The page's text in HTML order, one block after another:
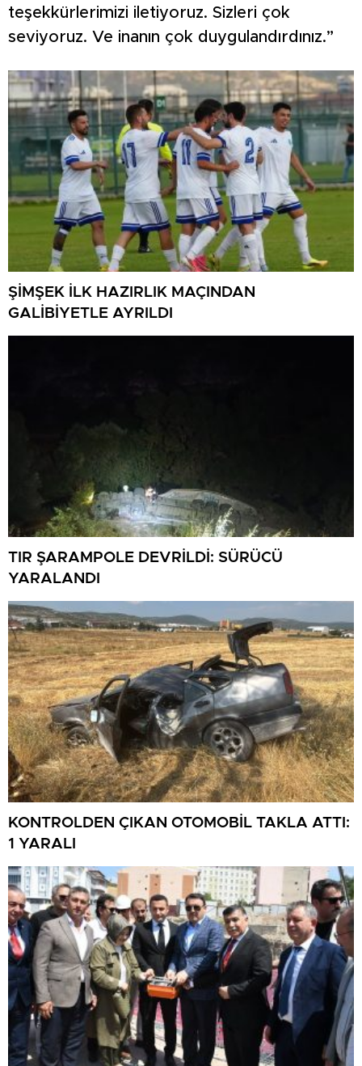
teşekkürlerimizi iletiyoruz. Sizleri çok
seviyoruz. Ve inanın çok duygulandırdınız.”
ŞİMŞEK İLK HAZIRLIK MAÇINDAN
GALİBİYETLE AYRILDI
TIR ŞARAMPOLE DEVRİLDİ: SÜRÜCÜ
YARALANDI
KONTROLDEN ÇIKAN OTOMOBİL TAKLA ATTI:
1 YARALI